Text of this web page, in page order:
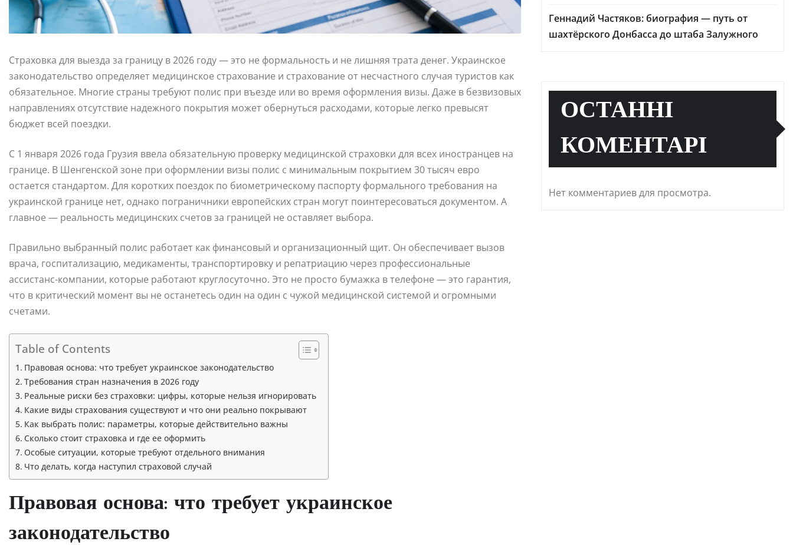
Страховка для выезда за границу в 2026 году — это не формальность и не лишняя трата денег. Украинское
законодательство определяет медицинское страхование и страхование от несчастного случая туристов как
обязательное. Многие страны требуют полис при въезде или во время оформления визы. Даже в безвизовых
направлениях отсутствие надежного покрытия может обернуться расходами, которые легко превысят
бюджет всей поездки.
С 1 января 2026 года Грузия ввела обязательную проверку медицинской страховки для всех иностранцев на
границе. В Шенгенской зоне при оформлении визы полис с минимальным покрытием 30 тысяч евро
остается стандартом. Для коротких поездок по биометрическому паспорту формального требования на
украинской границе нет, однако пограничники европейских стран могут поинтересоваться документом. А
главное — реальность медицинских счетов за границей не оставляет выбора.
Правильно выбранный полис работает как финансовый и организационный щит. Он обеспечивает вызов
врача, госпитализацию, медикаменты, транспортировку и репатриацию через профессиональные
ассистанс-компании, которые работают круглосуточно. Это не просто бумажка в телефоне — это гарантия,
что в критический момент вы не останетесь один на один с чужой медицинской системой и огромными
счетами.
Table of Contents
Правовая основа: что требует украинское законодательство
Требования стран назначения в 2026 году
Реальные риски без страховки: цифры, которые нельзя игнорировать
Какие виды страхования существуют и что они реально покрывают
Как выбрать полис: параметры, которые действительно важны
Сколько стоит страховка и где ее оформить
Особые ситуации, которые требуют отдельного внимания
Что делать, когда наступил страховой случай
Правовая основа: что требует украинское
законодательство
Геннадий Частяков: биография — путь от
шахтёрского Донбасса до штаба Залужного
ОСТАННІ
КОМЕНТАРІ
Нет комментариев для просмотра.